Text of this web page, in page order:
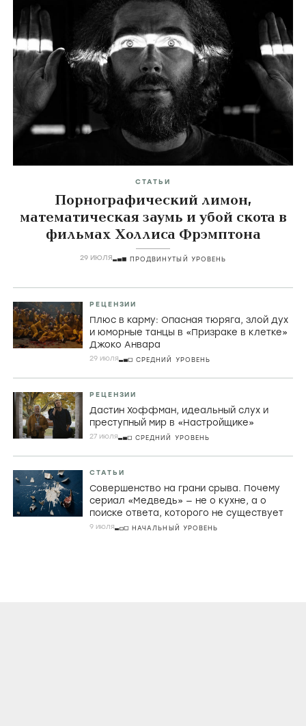
СТАТЬИ
Порнографический лимон,
математическая заумь и убой скота в
фильмах Холлиса Фрэмптона
29 ИЮЛЯ ПРОДВИНУТЫЙ УРОВЕНЬ
РЕЦЕНЗИИ
Плюс в карму: Опасная тюряга, злой дух
и юморные танцы в «Призраке в клетке»
Джоко Анвара
29 июля СРЕДНИЙ УРОВЕНЬ
РЕЦЕНЗИИ
Дастин Хоффман, идеальный слух и
преступный мир в «Настройщике»
27 июля СРЕДНИЙ УРОВЕНЬ
СТАТЬИ
Совершенство на грани срыва. Почему
сериал «Медведь» — не о кухне, а о
поиске ответа, которого не существует
9 июля НАЧАЛЬНЫЙ УРОВЕНЬ